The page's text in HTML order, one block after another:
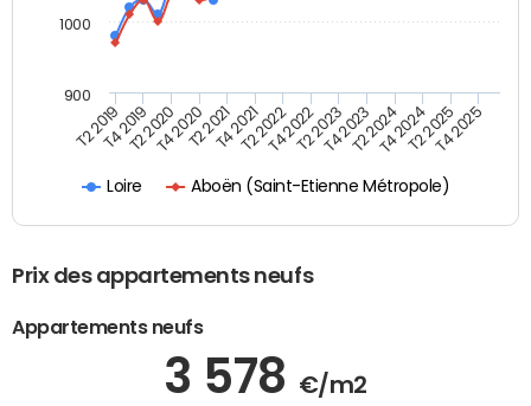
Loire Aboën (Saint-Etienne Métropole)
T2 2019T4 2019T2 2020T4 2020T2 2021T4 2021T2 2022T4 2022T2 2023T4 2023T2 2024T4 2024T2 2025T4 2025
900
1000
Prix des appartements neufs
Appartements neufs
3 578 €/m2